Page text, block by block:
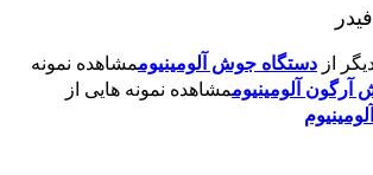
از دستگاه جوش آلومینیوممشاهده نمونه
آلومینیوممشاهده نمونه هایی از